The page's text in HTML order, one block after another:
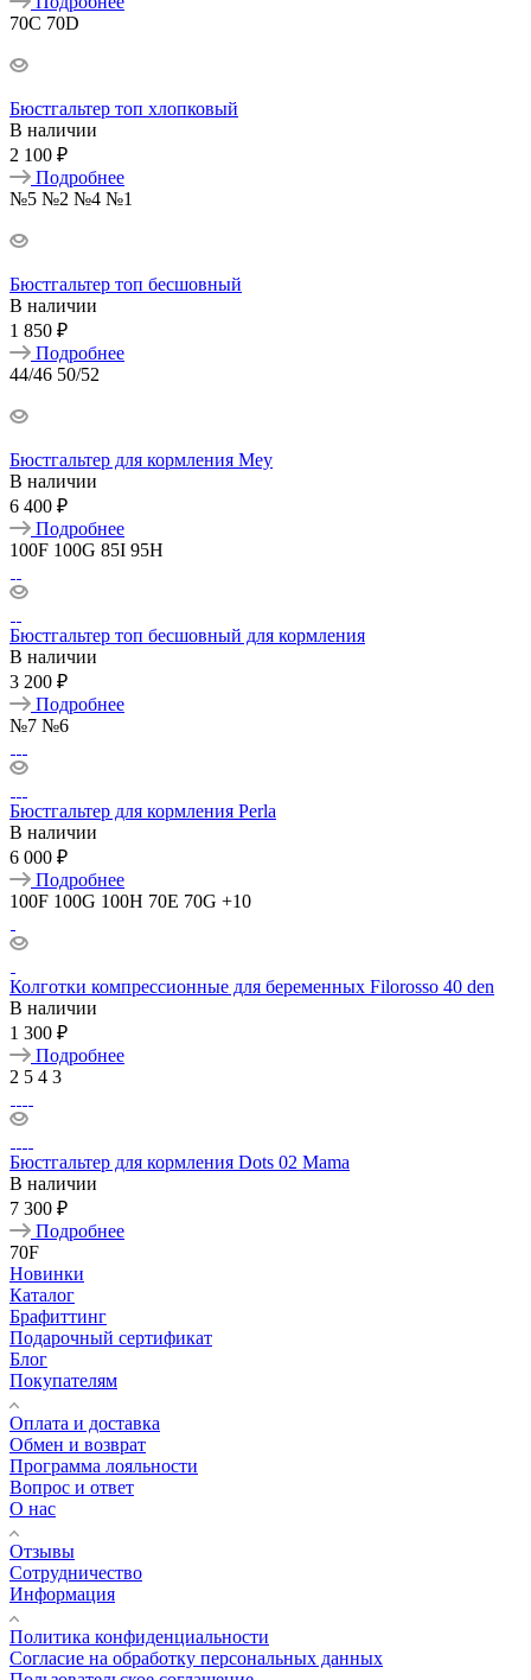
70C 70D
Бюстгальтер топ хлопковый
В наличии
2 100 ₽
Подробнее
№5 №2 №4 №1
Бюстгальтер топ бесшовный
В наличии
1 850 ₽
Подробнее
44/46 50/52
Бюстгальтер для кормления Mey
В наличии
6 400 ₽
Подробнее
100F 100G 85I 95H
Бюстгальтер топ бесшовный для кормления
В наличии
3 200 ₽
Подробнее
№7 №6
Бюстгальтер для кормления Perla
В наличии
6 000 ₽
Подробнее
100F 100G 100H 70E 70G +10
Колготки компрессионные для беременных Filorosso 40 den
В наличии
1 300 ₽
Подробнее
2 5 4 3
Бюстгальтер для кормления Dots 02 Mama
В наличии
7 300 ₽
Подробнее
70F
Новинки
Каталог
Брафиттинг
Подарочный сертификат
Блог
Покупателям
Оплата и доставка
Обмен и возврат
Программа лояльности
Вопрос и ответ
О нас
Отзывы
Сотрудничество
Информация
Политика конфиденциальности
Согласие на обработку персональных данных